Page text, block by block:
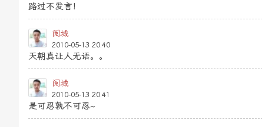
路过不发言！
阅城
2010-05-13 20:40
天朝真让人无语。。
阅城
2010-05-13 20:41
是可忍孰不可忍~